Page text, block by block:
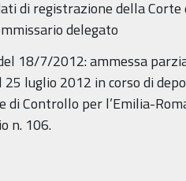
di registrazione della
delegato
18/7/2012: ammessa
luglio 2012 in corso di
di Controllo per l’Emilia-
n. 106.